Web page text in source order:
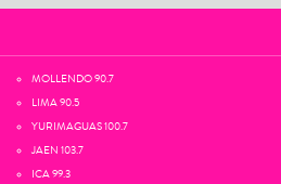
MOLLENDO 90.7
LIMA 90.5
YURIMAGUAS 100.7
JAEN 103.7
ICA 99.3